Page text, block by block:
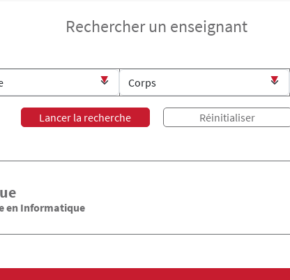
Rechercher un enseignant
en Informatique